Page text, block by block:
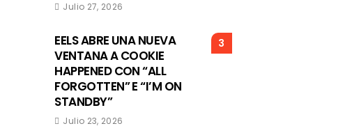
Julio 27, 2026
3
EELS ABRE UNA NUEVA
VENTANA A COOKIE
HAPPENED CON “ALL
FORGOTTEN” E “I’M ON
STANDBY”
Julio 23, 2026